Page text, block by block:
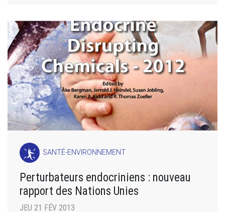
SANTÉ-ENVIRONNEMENT
Perturbateurs endocriniens : nouveau
rapport des Nations Unies
JEU 21 FÉV 2013